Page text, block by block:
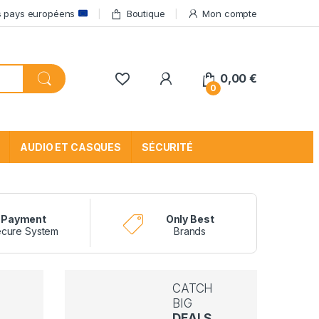
pays européens Boutique Mon compte
My Account
0
0,00€
AUDIO ET CASQUES SÉCURITÉ
Payment
System
Only Best
Brands
CATCH
BIG